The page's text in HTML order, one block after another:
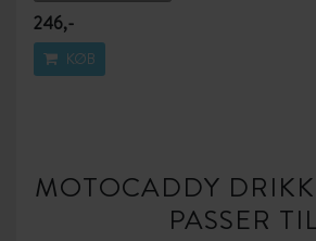
246,-
KØB
MOTOCADDY
PASSER TIL